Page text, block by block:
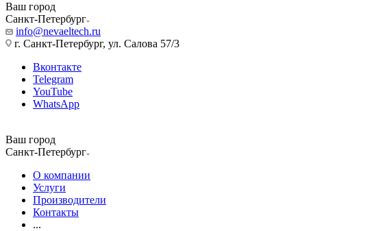
Ваш город
Санкт-Петербург
info@nevaeltech.ru
г. Санкт-Петербург, ул. Салова 57/3
Вконтакте
Telegram
YouTube
WhatsApp
Ваш город
Санкт-Петербург
О компании
Услуги
Производители
Контакты
...